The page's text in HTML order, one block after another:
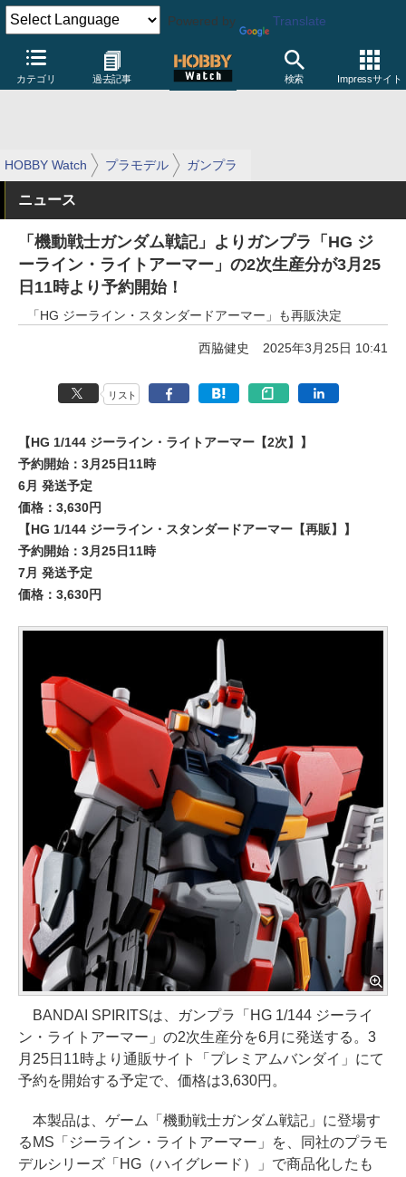
Powered by Translate
カテゴリ 過去記事 検索 Impressサイト
HOBBY Watch プラモデル ガンプラ
ニュース
「機動戦士ガンダム戦記」よりガンプラ「HG ジ
ーライン・ライトアーマー」の2次生産分が3月25
日11時より予約開始！
「HG ジーライン・スタンダードアーマー」も再販決定
西脇健史 2025年3月25日 10:41
リスト
【HG 1/144 ジーライン・ライトアーマー【2次】】
予約開始：3月25日11時
6月 発送予定
価格：3,630円
【HG 1/144 ジーライン・スタンダードアーマー【再販】】
予約開始：3月25日11時
7月 発送予定
価格：3,630円
BANDAI SPIRITSは、ガンプラ「HG 1/144 ジーライ
ン・ライトアーマー」の2次生産分を6月に発送する。3
月25日11時より通販サイト「プレミアムバンダイ」にて
予約を開始する予定で、価格は3,630円。
本製品は、ゲーム「機動戦士ガンダム戦記」に登場す
るMS「ジーライン・ライトアーマー」を、同社のプラモ
デルシリーズ「HG（ハイグレード）」で商品化したも